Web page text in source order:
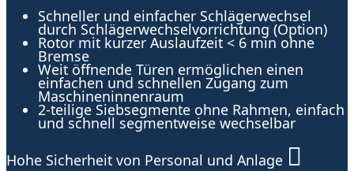
Schneller und einfacher Schlägerwechsel
durch Schlägerwechselvorrichtung (Option)
Rotor mit kurzer Auslaufzeit < 6 min ohne
Bremse
Weit öffnende Türen ermöglichen einen
einfachen und schnellen Zugang zum
Maschineninnenraum
2-teilige Siebsegmente ohne Rahmen, einfach
und schnell segmentweise wechselbar
Hohe Sicherheit von Personal und Anlage